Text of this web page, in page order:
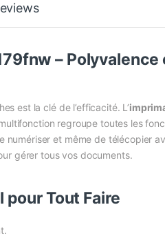
– Polyvalence
est la clé de l’efficacité. L’
regroupe toutes les
numériser et même de télécopier
gérer tous vos documents.
Tout Faire